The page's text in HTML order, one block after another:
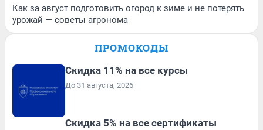
Как за август подготовить огород к зиме и не потерять
урожай — советы агронома
ПРОМОКОДЫ
Скидка 11% на все курсы
До 31 августа, 2026
Скидка 5% на все сертификаты